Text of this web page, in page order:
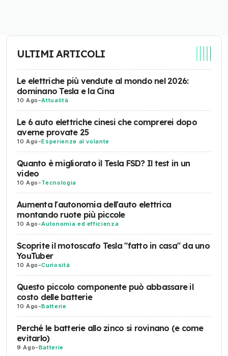
ULTIMI ARTICOLI
Le elettriche più vendute al mondo nel 2026:
dominano Tesla e la Cina
10 Ago -Attualità
Le 6 auto elettriche cinesi che comprerei dopo
averne provate 25
10 Ago -Esperienze al volante
Quanto è migliorato il Tesla FSD? Il test in un
video
10 Ago -Tecnologia
Aumenta l'autonomia dell'auto elettrica
montando ruote più piccole
10 Ago -Autonomia ed efficienza
Scoprite il motoscafo Tesla "fatto in casa" da uno
YouTuber
10 Ago -Curiosità
Questo piccolo componente può abbassare il
costo delle batterie
10 Ago -Batterie
Perché le batterie allo zinco si rovinano (e come
evitarlo)
9 Ago-Batterie